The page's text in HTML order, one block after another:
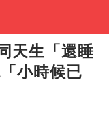
天生「還睡
小時候已